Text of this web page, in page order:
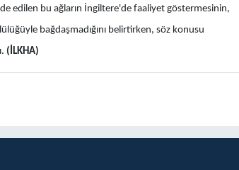
edilen bu ağların İngiltere'de faaliyet göstermesinin,
bağdaşmadığını belirtirken, söz konusu
(İLKHA)